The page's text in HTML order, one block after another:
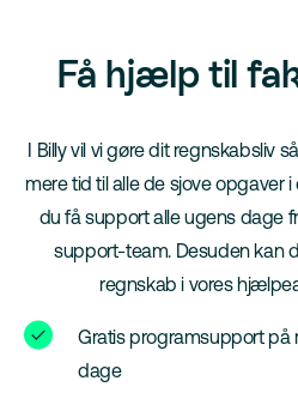
Få hjælp til
I Billy vil vi gøre dit regnskabsliv
mere tid til alle de sjove opgaver
du få support alle ugens dage
support-team. Desuden kan
regnskab i vores
Gratis programsupport på
dage